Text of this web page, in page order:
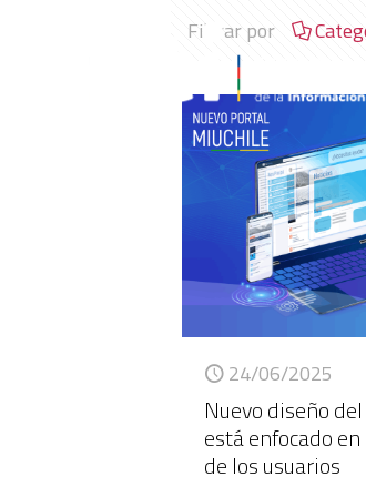
Filtrar por
24/06/2025
Nuevo diseño
está enfocado
de los usuarios